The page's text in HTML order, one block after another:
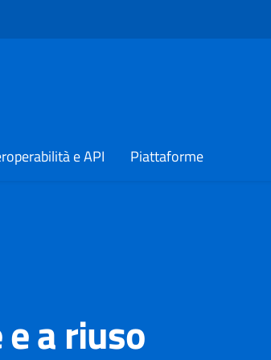
e API Piattaforme
a riuso